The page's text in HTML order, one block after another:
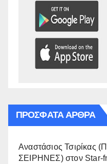
ΠΡΌΣΦΑΤΑ ΆΡΘΡΑ
Αναστάσιος Τσιρίκας
ΣΕΙΡΗΝΕΣ) στον Star-